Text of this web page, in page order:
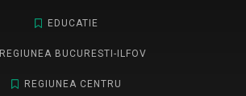
EDUCATIE
REGIUNEA BUCURESTI-ILFOV
REGIUNEA CENTRU